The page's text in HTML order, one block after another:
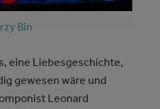
Bin
eine Liebesgeschichte,
gewesen wäre und
Leonard